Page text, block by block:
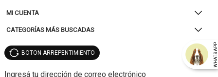
MI CUENTA
CATEGORÍAS MÁS BUSCADAS
WHATSAPP
BOTON ARREPENTIMIENTO